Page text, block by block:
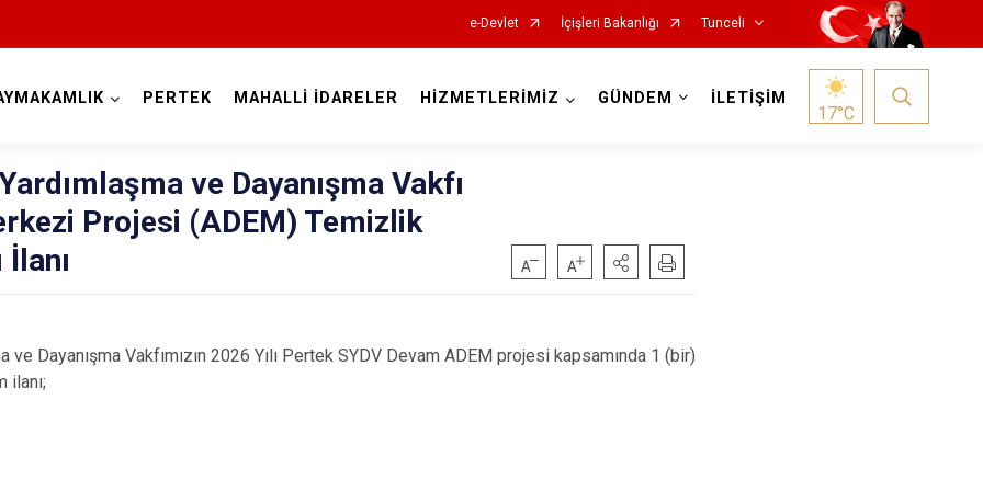
e-Devlet İçişleri Bakanlığı Tunceli
Çemişgezek
PERTEK MAHALLİ İDARELER HİZMETLERİMİZ GÜNDEM İLETİŞİM
17°C
ve Dayanışma Vakfı
Projesi (ADEM) Temizlik
ve Dayanışma Vakfımızın 2026 Yılı Pertek SYDV Devam ADEM projesi kapsamında 1 (bir)
ilanı;